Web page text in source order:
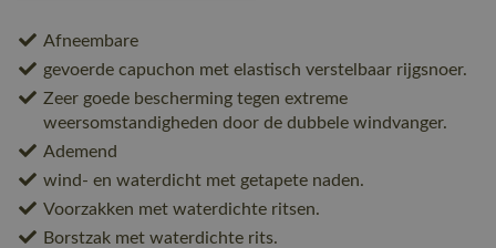
Afneembare
gevoerde capuchon met elastisch verstelbaar rijgsnoer.
Zeer goede bescherming tegen extreme
weersomstandigheden door de dubbele windvanger.
Ademend
wind- en waterdicht met getapete naden.
Voorzakken met waterdichte ritsen.
Borstzak met waterdichte rits.